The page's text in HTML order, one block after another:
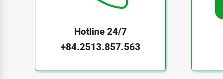
HM560-501F
HM560-502F
HM590-001
HM590-002
Hotline 24/7
+84.2513.857.563